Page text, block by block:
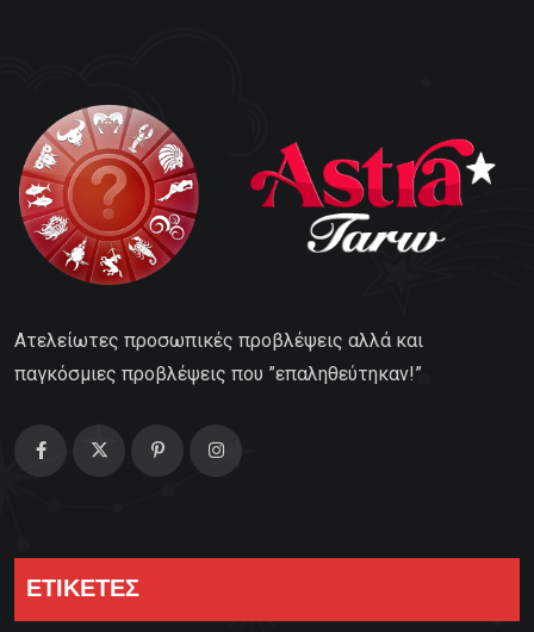
Ατελείωτες προσωπικές προβλέψεις αλλά και
παγκόσμιες προβλέψεις που ”επαληθεύτηκαν!”
ΕΤΙΚΕΤΕΣ